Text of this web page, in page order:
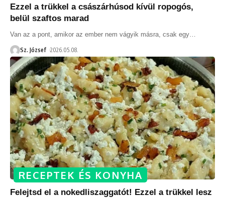
Ezzel a trükkel a császárhúsod kívül ropogós,
belül szaftos marad
Van az a pont, amikor az ember nem vágyik másra, csak egy…
Sz. József 2026.05.08.
RECEPTEK ÉS KONYHA
Felejtsd el a nokedliszaggatót! Ezzel a trükkel lesz